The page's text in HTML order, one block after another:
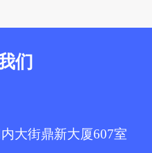
们
大街鼎新大厦607室